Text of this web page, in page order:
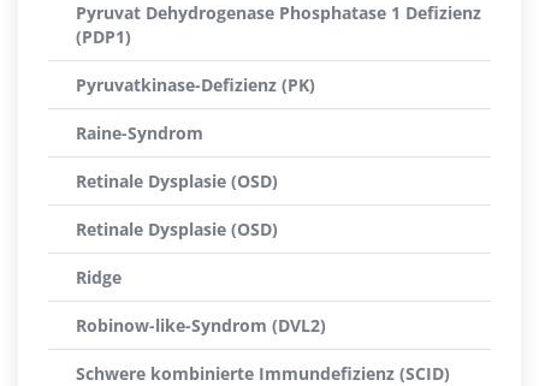
Pyruvat Dehydrogenase Phosphatase 1 Defizienz
(PDP1)
Pyruvatkinase-Defizienz (PK)
Raine-Syndrom
Retinale Dysplasie (OSD)
Retinale Dysplasie (OSD)
Ridge
Robinow-like-Syndrom (DVL2)
Schwere kombinierte Immundefizienz (SCID)